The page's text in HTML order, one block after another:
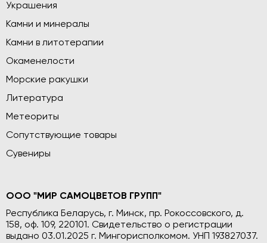
Украшения
Камни и минералы
Камни в литотерапии
Окаменелости
Морские ракушки
Литература
Метеориты
Сопутствующие товары
Сувениры
ООО "МИР САМОЦВЕТОВ ГРУПП"
Республика Беларусь, г. Минск, пр. Рокоссовского, д.
158, оф. 109, 220101. Свидетельство о регистрации
выдано 03.01.2025 г. Мингорисполкомом. УНП 193827037.